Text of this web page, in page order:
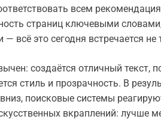
всем
страниц ключевыми
всё это сегодня встречается не
создаётся отличный текст,
стиль и прозрачность. В
поисковые системы
вкраплений: лучше